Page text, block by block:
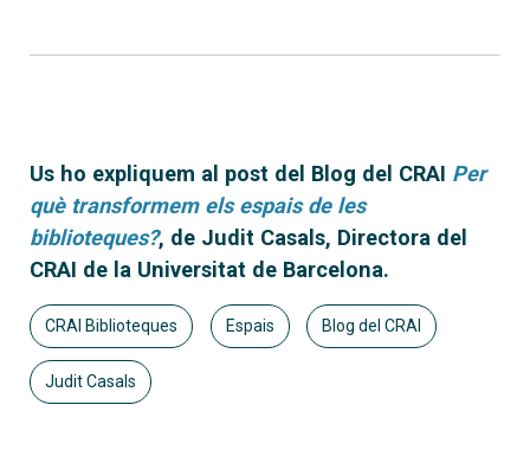
Us ho expliquem al post del Blog del CRAI Per
què transformem els espais de les
biblioteques?, de Judit Casals, Directora del
CRAI de la Universitat de Barcelona.
CRAI Biblioteques Espais Blog del CRAI
Judit Casals